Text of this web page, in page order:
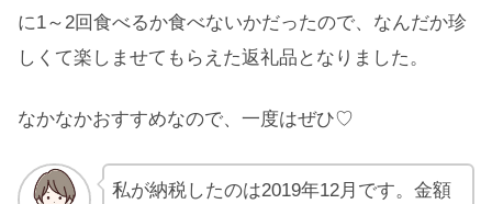
に1～2回食べるか食べないかだったので、なんだか珍
しくて楽しませてもらえた返礼品となりました。
なかなかおすすめなので、一度はぜひ♡
私が納税したのは2019年12月です。金額